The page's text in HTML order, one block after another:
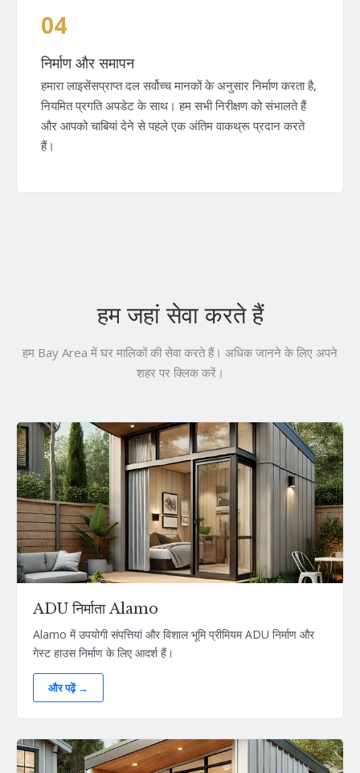
04
निर्माण और समापन
हमारा लाइसेंसप्राप्त दल सर्वोच्च मानकों के अनुसार निर्माण करता है,
नियमित प्रगति अपडेट के साथ। हम सभी निरीक्षण को संभालते हैं
और आपको चाबियां देने से पहले एक अंतिम वाकथ्रू प्रदान करते
हैं।
हम जहां सेवा करते हैं
हम Bay Area में घर मालिकों की सेवा करते हैं। अधिक जानने के लिए अपने
शहर पर क्लिक करें।
ADU निर्माता Alamo
Alamo में उपयोगी संपत्तियां और विशाल भूमि प्रीमियम ADU निर्माण और
गेस्ट हाउस निर्माण के लिए आदर्श हैं।
और पढ़ें →